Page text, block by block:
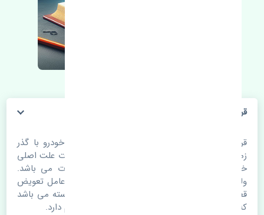
قرقری فرمان راست چری آریزو 6 اصلی
قرقری فرمان راست چری آریزو 6 اصلی. قطعات خودرو با گذر
زمان و طی مسافت مستحلک می شوند. اغلب اوقات علت اصلی
خرابی لوازم یدکی اتومبیل مستحلک شدن قطعات می باشد.
ولی دلایلی مثل تصادفات و حوادث نیز می تواند عامل تعویض
قطعات یدکی باشد. خودرو مجموعه ای به هم پیوسته می باشد
که هر قطعه روی قطعه یا قطعات دیگر تاثیر مستقیم دارد.